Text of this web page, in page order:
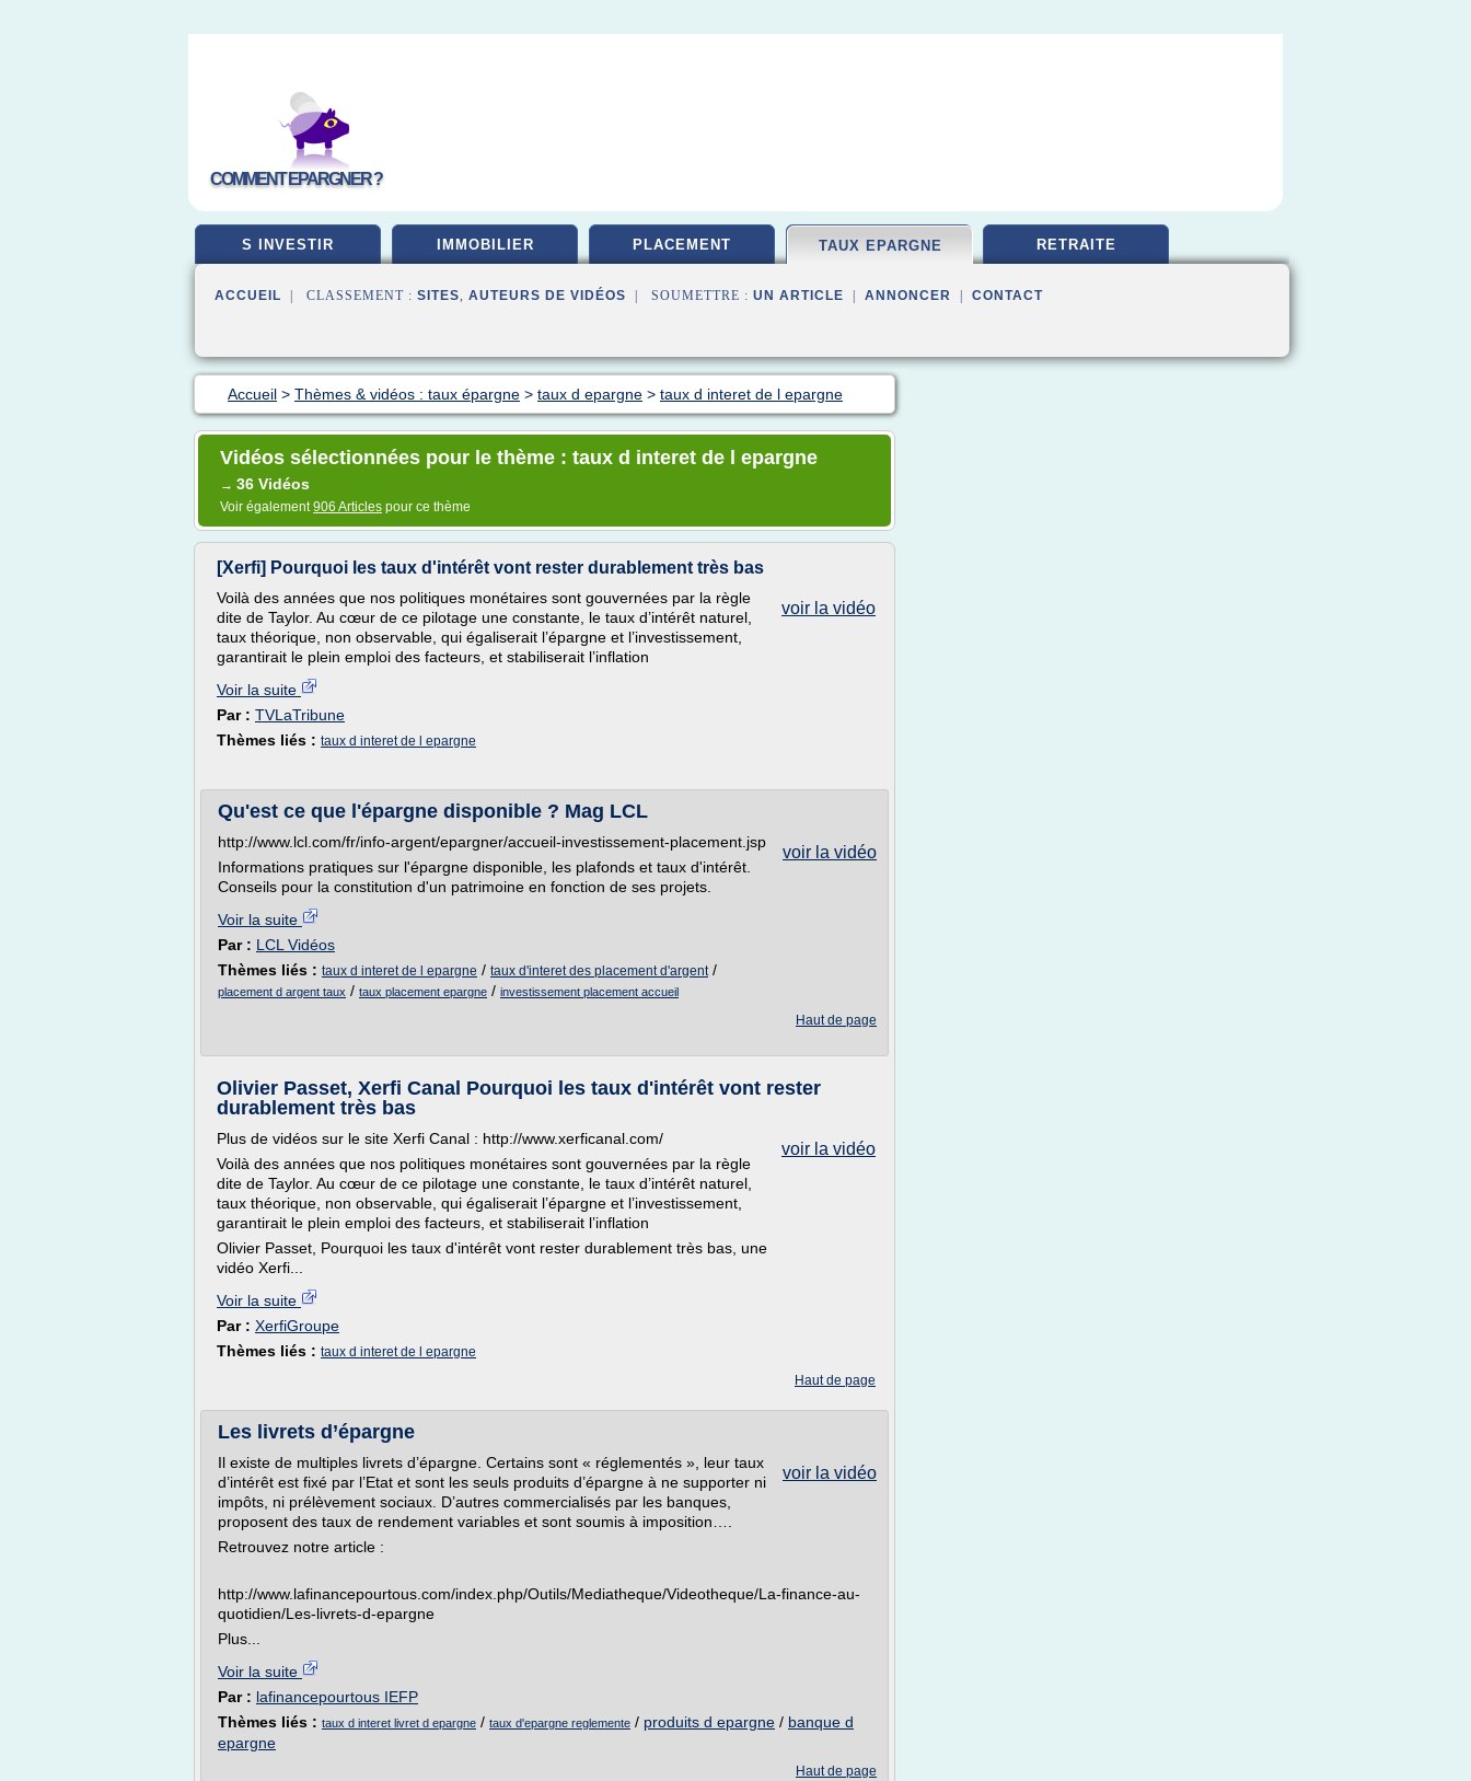
COMMENT EPARGNER ?
S INVESTIR IMMOBILIER PLACEMENT TAUX EPARGNE RETRAITE
ACCUEIL | CLASSEMENT : SITES, AUTEURS DE VIDÉOS | SOUMETTRE : UN ARTICLE ANNONCER CONTACT
Accueil > Thèmes & vidéos : taux épargne > taux d epargne > taux d interet de l epargne
Vidéos sélectionnées pour le thème : taux d interet de l epargne
→ 36 Vidéos
Voir également906 Articles pour ce thème
[Xerfi] Pourquoi les taux d'intérêt vont rester durablement très bas
voir la vidéo
Voilà des années que nos politiques monétaires sont gouvernées par la règle
dite de Taylor. Au cœur de ce pilotage une constante, le taux d’intérêt naturel,
taux théorique, non observable, qui égaliserait l’épargne et l’investissement,
garantirait le plein emploi des facteurs, et stabiliserait l’inflation
Voir la suite
Par : TVLaTribune
Thèmes liés : taux d interet de l epargne
Qu'est ce que l'épargne disponible ? Mag LCL
voir la vidéo
http://www.lcl.com/fr/info-argent/epargner/accueil-investissement-placement.jsp
Informations pratiques sur l'épargne disponible, les plafonds et taux d'intérêt.
Conseils pour la constitution d'un patrimoine en fonction de ses projets.
Voir la suite
Par : LCL Vidéos
Thèmes liés : taux d interet de l epargne / taux d'interet des placement d'argent/
placement d argent taux / taux placement epargne / investissement placement accueil
Haut de page
Olivier Passet, Xerfi Canal Pourquoi les taux d'intérêt vont rester
durablement très bas
voir la vidéo
Plus de vidéos sur le site Xerfi Canal : http://www.xerficanal.com/
Voilà des années que nos politiques monétaires sont gouvernées par la règle
dite de Taylor. Au cœur de ce pilotage une constante, le taux d’intérêt naturel,
taux théorique, non observable, qui égaliserait l’épargne et l’investissement,
garantirait le plein emploi des facteurs, et stabiliserait l’inflation
Olivier Passet, Pourquoi les taux d'intérêt vont rester durablement très bas, une
vidéo Xerfi...
Voir la suite
Par : XerfiGroupe
Thèmes liés : taux d interet de l epargne
Haut de page
Les livrets d’épargne
voir la vidéo
Il existe de multiples livrets d’épargne. Certains sont « réglementés », leur taux
d’intérêt est fixé par l’Etat et sont les seuls produits d’épargne à ne supporter ni
impôts, ni prélèvement sociaux. D’autres commercialisés par les banques,
proposent des taux de rendement variables et sont soumis à imposition….
Retrouvez notre article :
http://www.lafinancepourtous.com/index.php/Outils/Mediatheque/Videotheque/La-finance-au-
quotidien/Les-livrets-d-epargne
Plus...
Voir la suite
Par : lafinancepourtous IEFP
Thèmes liés : taux d interet livret d epargne / taux d'epargne reglemente / produits d epargne / banque d
epargne
Haut de page